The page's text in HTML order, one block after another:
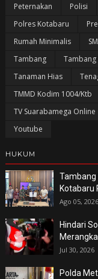
Peternakan
Polisi
Polres Kotabaru
Rumah Minimalis
Tambang
Tanaman Hias
TMMD Kodim 1004/Ktb
TV Suarabamega Online
Youtube
HUKUM
Tambang
Kotabaru
Ago 05, 2026
Hindari
Jul 30, 2026
Polda